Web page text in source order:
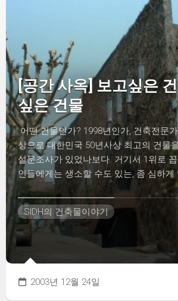
[공간 사옥] 보고싶은
싶은 건물
어떤 건물인가? 1998년인가, 건축전문
상으로 대한민국 50년사상 최고의 건물
설문조사가 있었나보다. 거기서 1위로
인들에게는 생소할 수도 있는, 좀 심하게
SIDH의 건축물이야기
2003년 12월 24일